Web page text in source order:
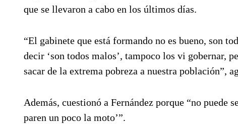
que se llevaron a cabo en los últimos días.
“El gabinete que está formando no es bueno, son
decir ‘son todos malos’, tampoco los vi gobernar,
sacar de la extrema pobreza a nuestra población”,
Además, cuestionó a Fernández porque “no puede
paren un poco la moto’”.